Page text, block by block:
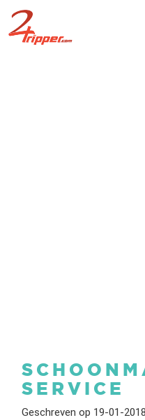
SERVICE
Geschreven op 19-01-